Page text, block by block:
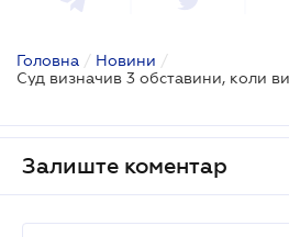
Головна / Новини /
Залиште коментар